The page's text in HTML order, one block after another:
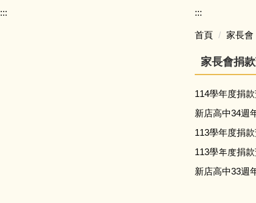
::: :::
首頁 家長會
家長會捐
114學年度捐
新店高中34週
113學年度捐
113學年度捐款
新店高中33週